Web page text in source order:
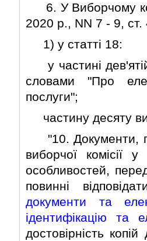
6. У Виборчому
2020 р., NN 7 - 9, ст.
1) у статтi 18:
у частинi дев'ятiй
словами "Про
послуги";
частину десяту
"10. Документи,
виборчої комiсiї
особливостей,
повиннi
документи та
iдентифiкацiю та
достовiрнiсть